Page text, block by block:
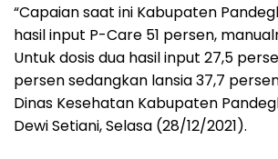
“Capaian saat ini Kabupaten
hasil input P-Care 51 persen,
Untuk dosis dua hasil input 27,5
persen sedangkan lansia 37,7
Dinas Kesehatan Kabupaten
Dewi Setiani, Selasa (28/12/2021).